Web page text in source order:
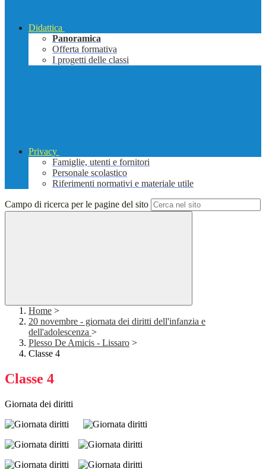
Didattica
Panoramica
Offerta formativa
I progetti delle classi
Privacy
Famiglie, utenti e fornitori
Personale scolastico
Riferimenti normativi e materiale utile
Campo di ricerca per le pagine del sito
Home >
20 novembre - giornata dei diritti dell'infanzia e
dell'adolescenza >
Plesso De Amicis - Lissaro >
Classe 4
Classe 4
Giornata dei diritti